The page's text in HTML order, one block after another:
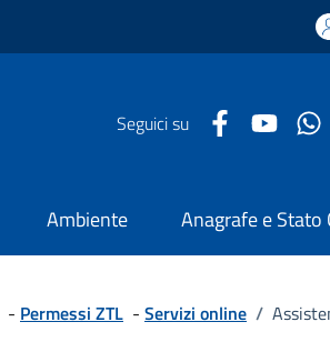
Seguici su Facebook
Ambiente Anagrafe e Stato
- Permessi ZTL - Servizi online /